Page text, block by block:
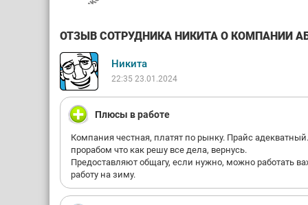
ОТЗЫВ СОТРУДНИКА НИКИТА О КОМПАНИИ
Никита
22:35 23.01.2024
Плюсы в работе
Компания честная, платят по рынку. Прайс
прорабом что как решу все дела, вернусь.
Предоставляют общагу, если нужно, можно работать
работу на зиму.